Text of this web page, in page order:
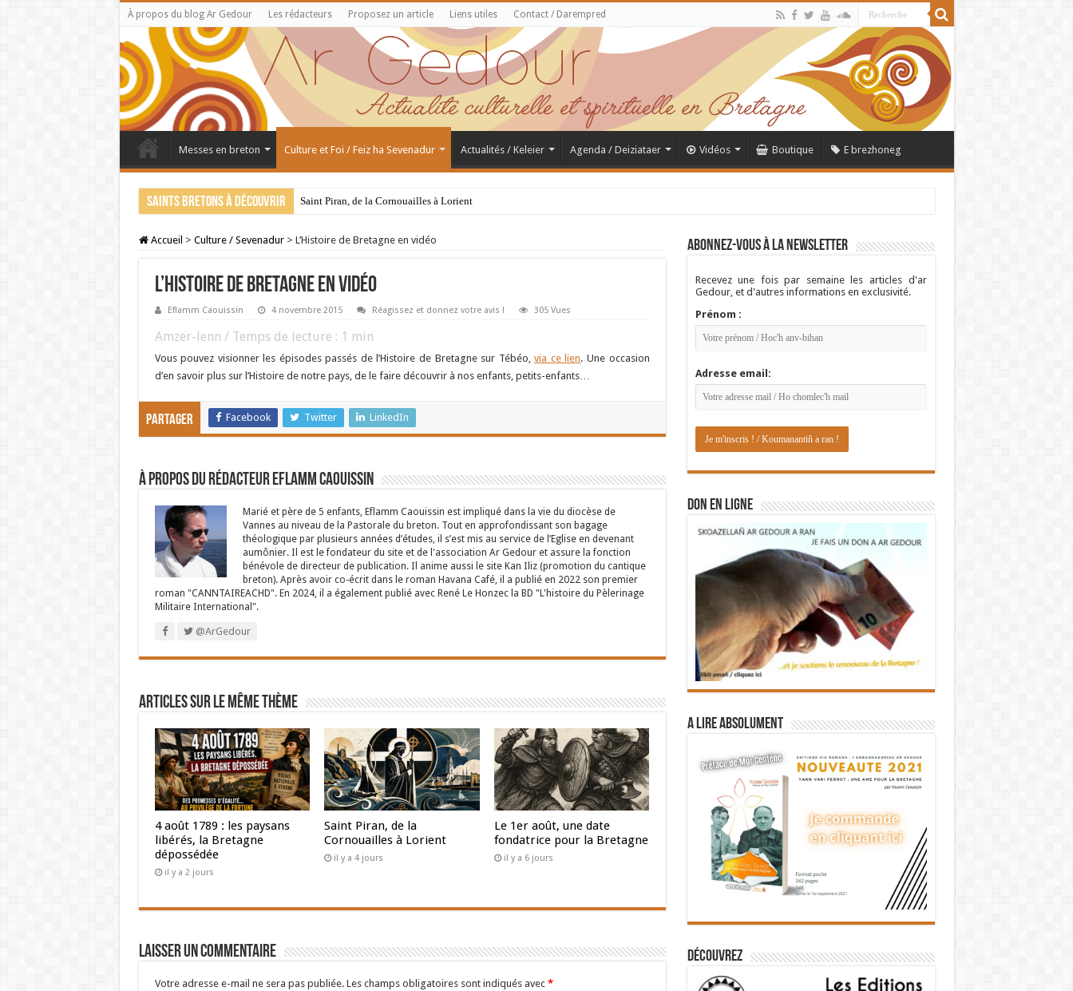
À propos du blog Ar Gedour Les rédacteurs Proposez un article Liens utiles Contact / Darempred
Messes en breton Culture et Foi / Feiz ha Sevenadur Actualités / Keleier Agenda / Deiziataer Vidéos Boutique E brezhoneg
Saints bretons à découvrir Saint Piran, de la Cornouailles à Lorient
Accueil > Culture / Sevenadur > L’Histoire de Bretagne en vidéo
L’Histoire de Bretagne en vidéo
Eflamm Caouissin 4 novembre 2015 Réagissez et donnez votre avis ! 305 Vues
Amzer-lenn / Temps de lecture : 1 min
Vous pouvez visionner les épisodes passés de l’Histoire de Bretagne sur Tébéo,via ce lien. Une occasion
d’en savoir plus sur l’Histoire de notre pays, de le faire découvrir à nos enfants, petits-enfants…
Partager Facebook Twitter LinkedIn
À propos du rédacteur Eflamm Caouissin
Marié et père de 5 enfants, Eflamm Caouissin est impliqué dans la vie du diocèse de
Vannes au niveau de la Pastorale du breton. Tout en approfondissant son bagage
théologique par plusieurs années d’études, il s’est mis au service de l’Eglise en devenant
aumônier. Il est le fondateur du site et de l'association Ar Gedour et assure la fonction
bénévole de directeur de publication. Il anime aussi le site Kan Iliz (promotion du cantique
breton). Après avoir co-écrit dans le roman Havana Café, il a publié en 2022 son premier
roman "CANNTAIREACHD". En 2024, il a également publié avec René Le Honzec la BD "L'histoire du Pèlerinage
Militaire International".
@ArGedour
Articles sur le même thème
4 août 1789 : les paysans
libérés, la Bretagne
dépossédée
il y a 2 jours
Saint Piran, de la
Cornouailles à Lorient
il y a 4 jours
Le 1er août, une date
fondatrice pour la Bretagne
il y a 6 jours
Laisser un commentaire
Votre adresse e-mail ne sera pas publiée. Les champs obligatoires sont indiqués avec *
Abonnez-vous à la newsletter
Recevez une fois par semaine les articles d'ar
Gedour, et d'autres informations en exclusivité.
Prénom :
Adresse email:
DON EN LIGNE
A lire absolument
Découvrez